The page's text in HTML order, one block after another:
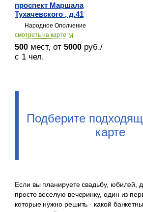
проспект Маршала
Тухачевского , д.41
Народное Ополчение
cмотреть на карте
500 мест, от 5000 руб./
с 1 чел.
Подберите
карте
Если вы планируете свадьбу, юбилей,
просто веселую вечеринку, один из
которые нужно решить - какой